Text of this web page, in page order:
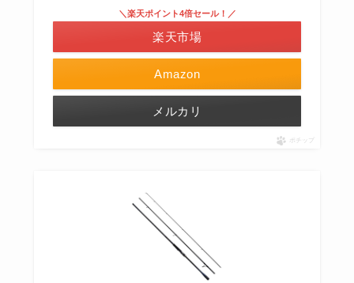
Amazon
＼楽天ポイント4倍セール！／
楽天市場
メルカリ
ポチップ